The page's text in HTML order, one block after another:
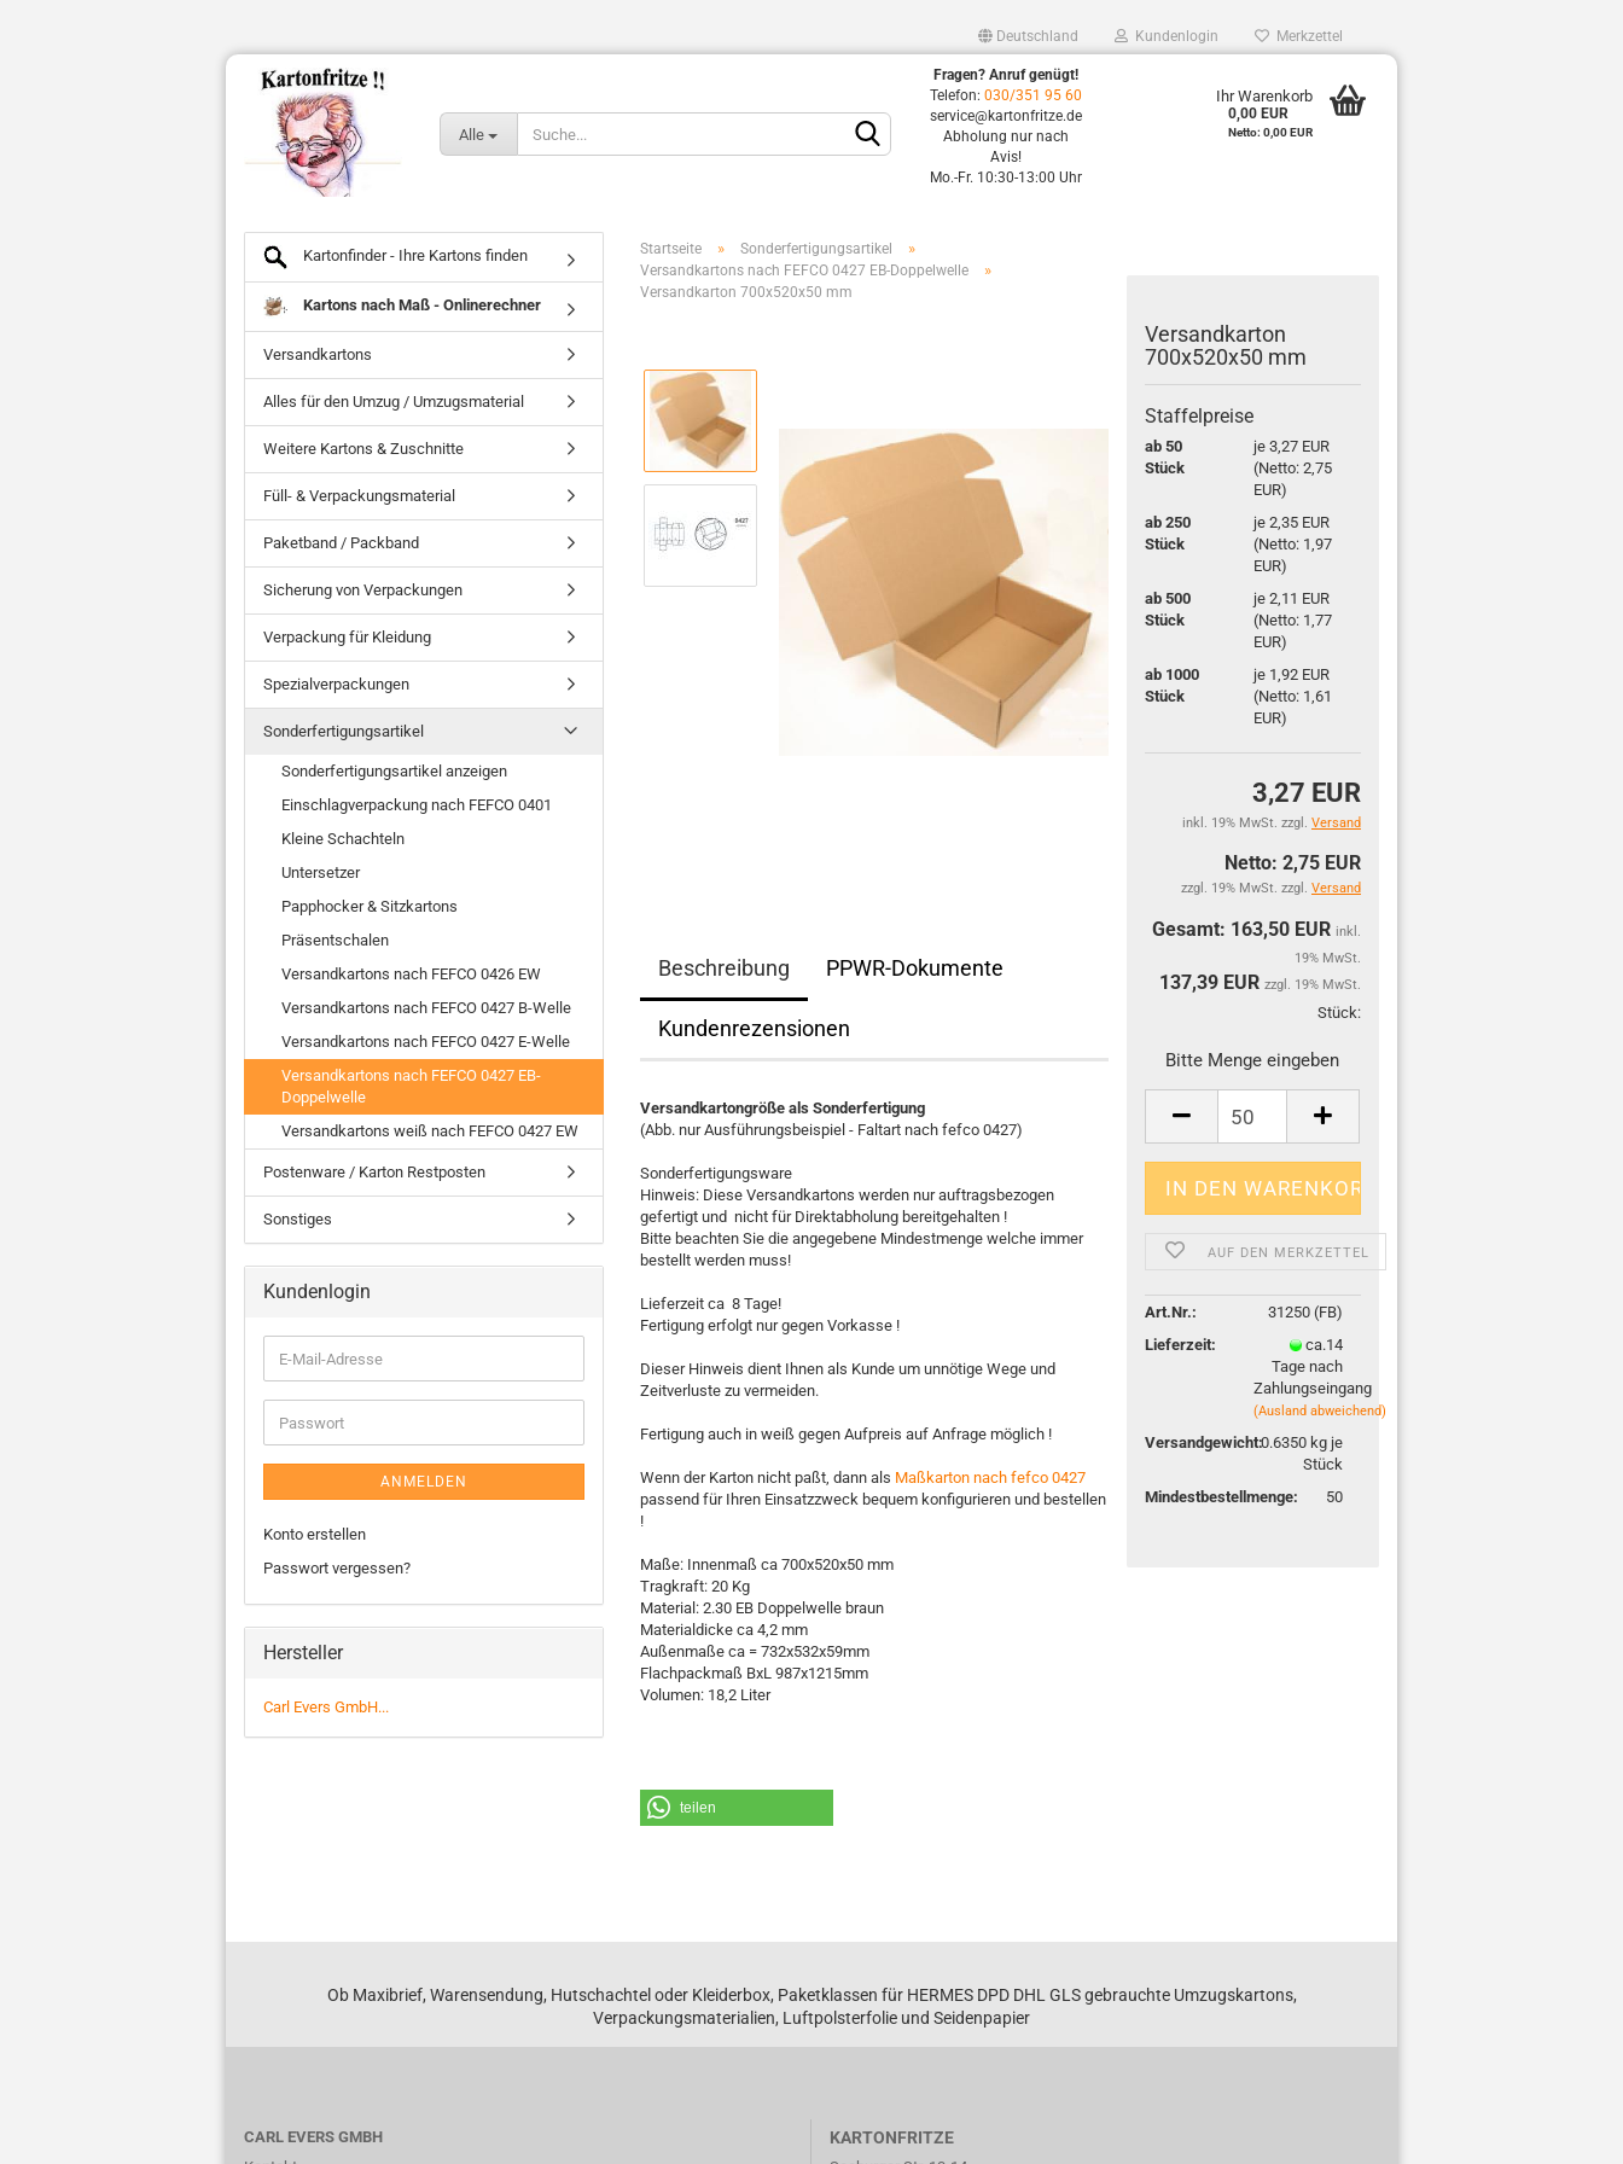
Deutschland Kundenlogin Merkzettel
Alle
Fragen? Anruf genügt!
Telefon:030/351 95 60
service@kartonfritze.de
Abholung nur nach
Avis!
Mo.-Fr. 10:30-13:00 Uhr
Ihr Warenkorb
0,00 EUR
Netto: 0,00 EUR
Startseite » Sonderfertigungsartikel »
Versandkartons nach FEFCO 0427 EB-Doppelwelle »
Versandkarton 700x520x50 mm
Ver­sand­kar­ton
700x520x50 mm
Staffelpreise
ab 50
Stück
je 3,27 EUR
(Netto: 2,75
EUR)
ab 250
Stück
je 2,35 EUR
(Netto: 1,97
EUR)
ab 500
Stück
je 2,11 EUR
(Netto: 1,77
EUR)
ab 1000
Stück
je 1,92 EUR
(Netto: 1,61
EUR)
3,27 EUR
inkl. 19% MwSt. zzgl. Versand
Netto: 2,75 EUR
zzgl. 19% MwSt. zzgl. Versand
Gesamt: 163,50 EUR inkl.
19% MwSt.
137,39EUR zzgl. 19% MwSt.
Stück:
Bitte Menge eingeben
AUF DEN MERKZETTEL
Art.Nr.:
31250 (FB)
Lieferzeit:
ca.14
Tage nach
Zahlungseingang
(Ausland abweichend)
Versandgewicht:0.6350kg je
Stück
Mindestbestellmenge:
50
Beschreibung PPWR-Dokumente
Kundenrezensionen
Versandkartongröße als Sonderfertigung
(Abb. nur Ausführungsbeispiel - Faltart nach fefco 0427)
Sonderfertigungsware
Hinweis: Diese Versandkartons werden nur auftragsbezogen
gefertigt und nicht für Direktabholung bereitgehalten !
Bitte beachten Sie die angegebene Mindestmenge welche immer
bestellt werden muss!
Lieferzeit ca 8 Tage!
Fertigung erfolgt nur gegen Vorkasse !
Dieser Hinweis dient Ihnen als Kunde um unnötige Wege und
Zeitverluste zu vermeiden.
Fertigung auch in weiß gegen Aufpreis auf Anfrage möglich !
Wenn der Karton nicht paßt, dann als Maßkarton nach fefco 0427
passend für Ihren Einsatzzweck bequem konfigurieren und bestellen
!
Maße: Innenmaß ca 700x520x50 mm
Tragkraft: 20 Kg
Material: 2.30 EB Doppelwelle braun
Materialdicke ca 4,2 mm
Außenmaße ca = 732x532x59mm
Flachpackmaß BxL 987x1215mm
Volumen: 18,2 Liter
teilen
Kartonfinder - Ihre Kartons finden
Kartons nach Maß - Onlinerechner
Versandkartons
Alles für den Umzug / Umzugsmaterial
Weitere Kartons & Zuschnitte
Füll- & Verpackungsmaterial
Paketband / Packband
Sicherung von Verpackungen
Verpackung für Kleidung
Spezialverpackungen
Sonderfertigungsartikel
Sonderfertigungsartikel anzeigen
Einschlagverpackung nach FEFCO 0401
Kleine Schachteln
Untersetzer
Papphocker & Sitzkartons
Präsentschalen
Versandkartons nach FEFCO 0426 EW
Versandkartons nach FEFCO 0427 B-Welle
Versandkartons nach FEFCO 0427 E-Welle
Versandkartons nach FEFCO 0427 EB-
Doppelwelle
Versandkartons weiß nach FEFCO 0427 EW
Postenware / Karton Restposten
Sonstiges
Kundenlogin
ANMELDEN
Konto erstellen
Passwort vergessen?
Hersteller
Carl Evers GmbH...
Ob Maxibrief, Warensendung, Hutschachtel oder Kleiderbox, Paketklassen für HERMES DPD DHL GLS gebrauchte Umzugskartons,
Verpackungsmaterialien, Luftpolsterfolie und Seidenpapier
CARL EVERS GMBH
KARTONFRITZE